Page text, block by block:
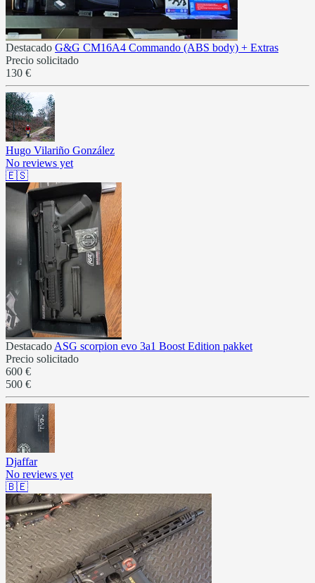
Destacado G&G CM16A4 Commando (ABS body) + Extras
Precio solicitado
130 €
Hugo Vilariño González
No reviews yet
🇪🇸
Destacado ASG scorpion evo 3a1 Boost Edition pakket
Precio solicitado
600 €
500 €
Djaffar
No reviews yet
🇧🇪